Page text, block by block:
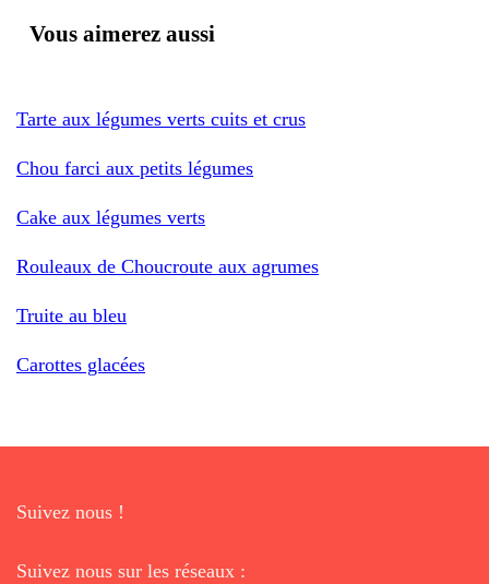
Vous aimerez aussi
Tarte aux légumes verts cuits et crus
Chou farci aux petits légumes
Cake aux légumes verts
Rouleaux de Choucroute aux agrumes
Truite au bleu
Carottes glacées
Suivez nous !
Suivez nous sur les réseaux :